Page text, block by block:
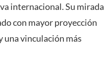
internacional. Su mirada
con mayor proyección
vinculación más